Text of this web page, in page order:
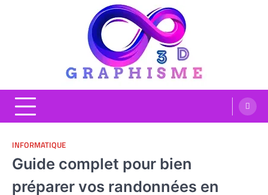
INFORMATIQUE
Guide complet pour bien
préparer vos randonnées en